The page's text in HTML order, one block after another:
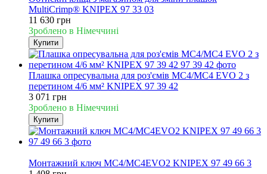
MultiCrimp® KNIPEX 97 33 03
11 630 грн
Зроблено в Німеччині
Купити
Плашка опресувальна для роз'ємів MC4/MC4 EVO 2 з
перетином 4/6 мм² KNIPEX 97 39 42
3 071 грн
Зроблено в Німеччині
Купити
Монтажний ключ MC4/MC4EVO2 KNIPEX 97 49 66 3